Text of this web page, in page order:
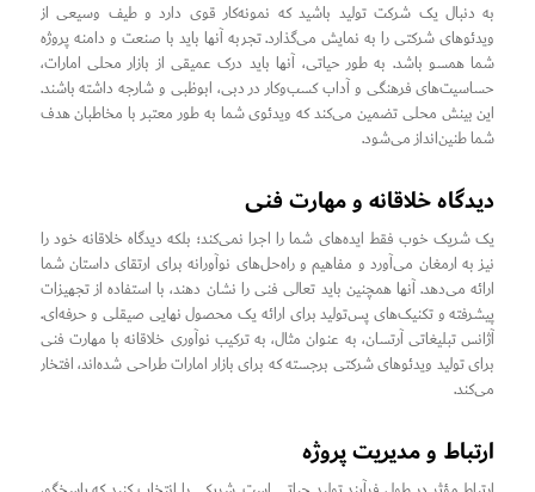
به دنبال یک شرکت تولید باشید که نمونه‌کار قوی دارد و طیف وسیعی از
ویدئوهای شرکتی را به نمایش می‌گذارد. تجربه آنها باید با صنعت و دامنه پروژه
شما همسو باشد. به طور حیاتی، آنها باید درک عمیقی از بازار محلی امارات،
حساسیت‌های فرهنگی و آداب کسب‌وکار در دبی، ابوظبی و شارجه داشته باشند.
این بینش محلی تضمین می‌کند که ویدئوی شما به طور معتبر با مخاطبان هدف
شما طنین‌انداز می‌شود.
دیدگاه خلاقانه و مهارت فنی
یک شریک خوب فقط ایده‌های شما را اجرا نمی‌کند؛ بلکه دیدگاه خلاقانه خود را
نیز به ارمغان می‌آورد و مفاهیم و راه‌حل‌های نوآورانه برای ارتقای داستان شما
ارائه می‌دهد. آنها همچنین باید تعالی فنی را نشان دهند، با استفاده از تجهیزات
پیشرفته و تکنیک‌های پس‌تولید برای ارائه یک محصول نهایی صیقلی و حرفه‌ای.
آژانس تبلیغاتی آرتسان، به عنوان مثال، به ترکیب نوآوری خلاقانه با مهارت فنی
برای تولید ویدئوهای شرکتی برجسته که برای بازار امارات طراحی شده‌اند، افتخار
می‌کند.
ارتباط و مدیریت پروژه